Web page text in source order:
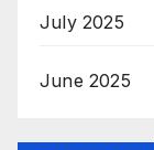
July 2025
June 2025